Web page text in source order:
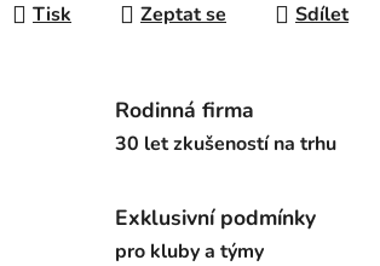
Tisk Zeptat se Sdílet
Rodinná firma
30 let zkušeností na trhu
Exklusivní podmínky
pro kluby a týmy